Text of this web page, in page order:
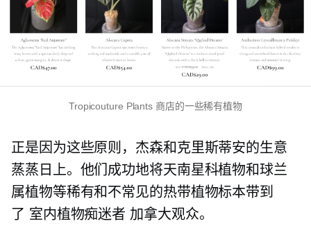
Tropicouture Plants 商店的一些稀有植物
正是因为这些原则，杰森和克里斯蒂安的生意
蒸蒸日上。他们成功地将天南星科植物和球兰
属植物等稀有和不常见的热带植物标本带到
了 室内植物痴迷者 加拿大观众。